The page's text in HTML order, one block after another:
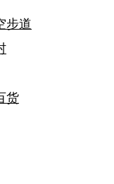
步道
货